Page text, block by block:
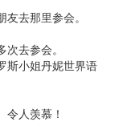
去那里参会。
去参会。
斯小姐丹妮世界语
人羡慕！